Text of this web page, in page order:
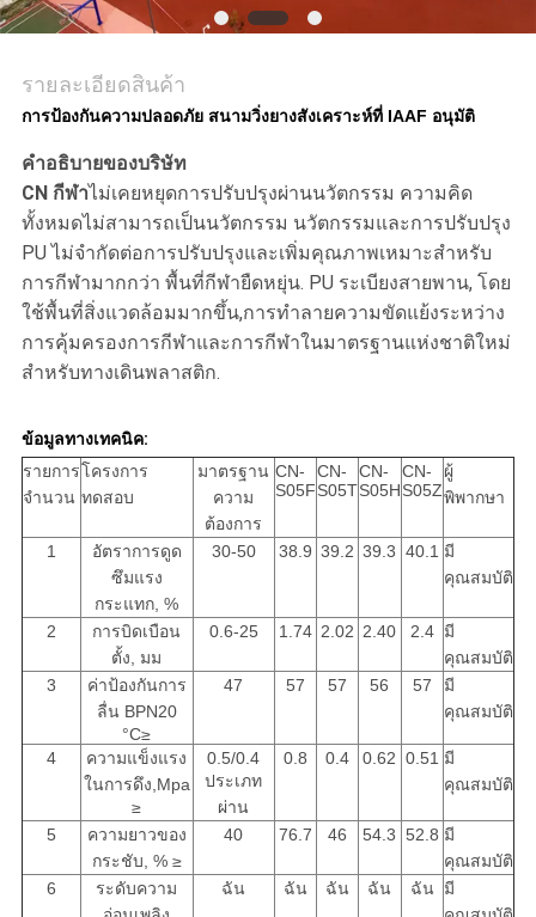
รายละเอียดสินค้า
การป้องกันความปลอดภัย สนามวิ่งยางสังเคราะห์ที่ IAAF อนุมัติ
คําอธิบายของบริษัท
CN กีฬาไม่เคยหยุดการปรับปรุงผ่านนวัตกรรม ความคิด
ทั้งหมดไม่สามารถเป็นนวัตกรรม นวัตกรรมและการปรับปรุง
PU ไม่จํากัดต่อการปรับปรุงและเพิ่มคุณภาพเหมาะสําหรับ
การกีฬามากกว่า พื้นที่กีฬายืดหยุ่น. PU ระเบียงสายพาน, โดย
ใช้พื้นที่สิ่งแวดล้อมมากขึ้น,การทําลายความขัดแย้งระหว่าง
การคุ้มครองการกีฬาและการกีฬาในมาตรฐานแห่งชาติใหม่
สําหรับทางเดินพลาสติก.
ข้อมูลทางเทคนิค:
รายการ
จํานวน
โครงการ
ทดสอบ
มาตรฐาน
ความ
ต้องการ
CN-
S05F
CN-
S05T
CN-
S05H
CN-
S05Z
ผู้
พิพากษา
1
อัตราการดูด
ซึมแรง
กระแทก, %
30-50 38.9 39.2 39.3 40.1 มี
คุณสมบัติ
2
การบิดเบือน
ตั้ง, มม
0.6-25 1.74 2.02 2.40 2.4 มี
คุณสมบัติ
3
ค่าป้องกันการ
ลื่น BPN20
°C≥
47 57 57 56 57
มี
คุณสมบัติ
4
ความแข็งแรง
ในการดึง,Mpa
≥
0.5/0.4
ประเภท
ผ่าน
0.8 0.4 0.62 0.51 มี
คุณสมบัติ
5
ความยาวของ
กระชับ, % ≥
40 76.7 46 54.3 52.8 มี
คุณสมบัติ
6
ระดับความ
ฉัน ฉัน ฉัน ฉัน ฉัน
มี